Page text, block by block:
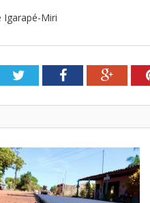
Igarapé-Miri
TwitterFacebook